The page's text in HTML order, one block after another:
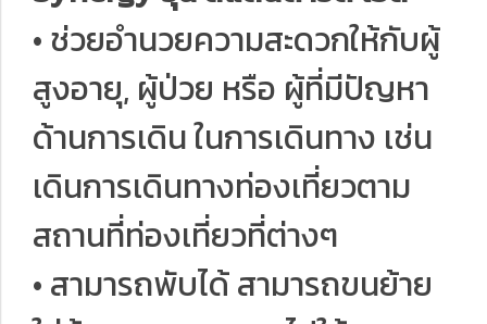
• ช่วยอำนวยความสะดวกให้กับผู้
สูงอายุ, ผู้ป่วย หรือ ผู้ที่มีปัญหา
ด้านการเดิน ในการเดินทาง เช่น
เดินการเดินทางท่องเที่ยวตาม
สถานที่ท่องเที่ยวที่ต่างๆ
• สามารถพับได้ สามารถขนย้าย